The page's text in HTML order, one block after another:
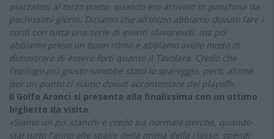
piazzatosi al terzo posto, quando ero arrivato in panchina da
pochissimi giorni. Diciamo che all'inizio abbiamo dovuto fare i
conti con tutta una serie di eventi sfavorevoli, ma poi
abbiamo preso un buon ritmo e abbiamo avuto modo di
dimostrare di essere forti quanto il Tavolara. Credo che
l'epilogo più giusto sarebbe stato lo spareggio, però, ahimè,
per un punto ci siamo dovuti accontentare dei playoff».
Il Golfo Aranci si presenta alla finalissima con un ottimo
biglietto da visita.
«Siamo un po' stanchi e credo sia normale perché, quando
stai tutto l'anno alle spalle della prima della classe, spendi